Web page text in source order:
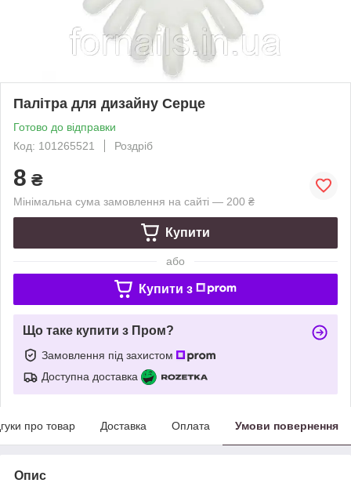
Палітра для дизайну Серце
Готово до відправки
Код: 101265521
Роздріб
8 ₴
Мінімальна сума замовлення на сайті — 200 ₴
Купити
або
Купити з
Що таке купити з Пром?
Замовлення під захистом
Доступна доставка
про товар Доставка Оплата Умови повернення
Опис